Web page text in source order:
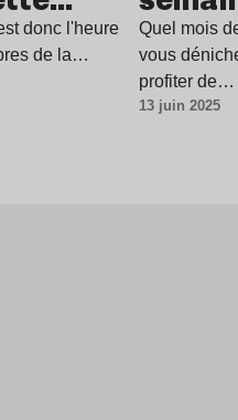
donc l'heure
de la…
Quel mois
vous
profiter de…
13 juin 2025